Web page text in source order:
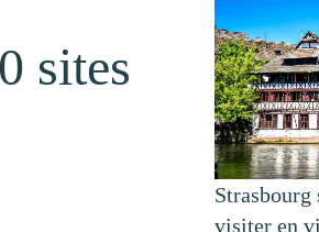
sites
Strasbourg
visiter en